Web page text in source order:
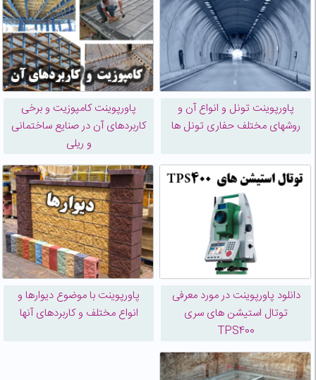
پاورپوینت تونل و انواع آن و
روشهای مختلف حفاری تونل ها
پاورپوینت کامپوزیت و برخی
کاربردهای آن در صنایع ساختمانی
و ریلی
دانلود پاورپوینت در مورد معرفی
توتال استیشن های سری
TPS400
پاورپوینت با موضوع ديوارها و
انواع مختلف و کاربردهای آنها